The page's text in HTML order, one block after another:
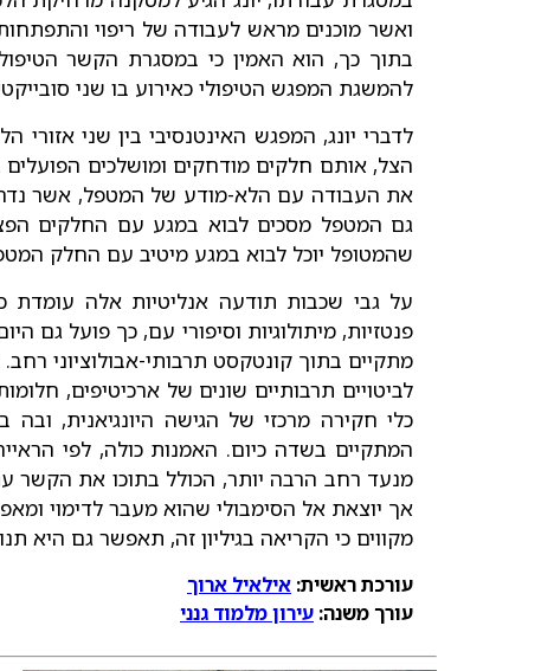
ואשר מוכנים מראש לעבודה של ריפוי
בתוך כך, הוא האמין כי במסגרת הקשר
להמשגת המפגש הטיפולי כאירוע בו שני
לדברי יונג, המפגש האינטנסיבי בין שני
הצל, אותם חלקים מודחקים ומושלכים הפועלים
את העבודה עם הלא-מודע של המטפל, אשר
שהמטופל יוכל לבוא במגע מיטיב עם החלק
על גבי שכבות תודעה אנליטיות אלה עומדת
פנטזיות, מיתולוגיות וסיפורי עם, כך פועל גם
מתקיים בתוך קונטקסט תרבותי-אבולוציוני
לביטויים תרבותיים שונים של ארכיטיפים,
כלי חקירה מרכזי של הגישה היונגיאנית,
המתקיים בשדה כיום. האמנות כולה, לפי
מנעד רחב הרבה יותר, הכולל בתוכו את הקשר
אך יוצאת אל הסימבולי שהוא מעבר לדימוי
מקווים כי הקריאה בגיליון זה, תאפשר גם היא
עורכת ראשית: אילאיל ארוך
עורך משנה: עירון מלמוד גנני